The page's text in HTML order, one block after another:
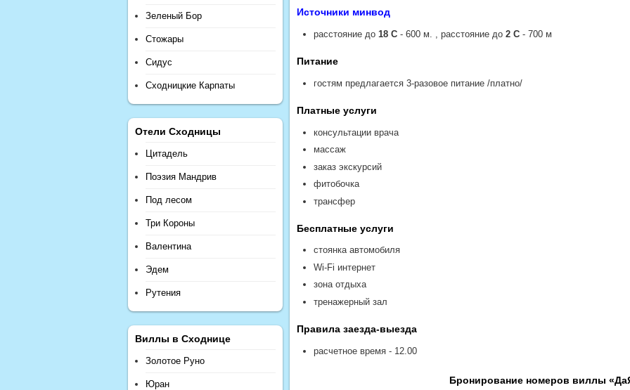
Источники минвод
расстояние до 18 С - 600 м. , расстояние до 2 С - 700 м
Питание
гостям предлагается 3-разовое питание /платно/
Платные услуги
консультации врача
массаж
заказ экскурсий
фитобочка
трансфер
Бесплатные услуги
стоянка автомобиля
Wi-Fi интернет
зона отдыха
тренажерный зал
Правила заезда-выезда
расчетное время - 12.00
Бронирование номеров виллы
Зеленый Бор
Стожары
Сидус
Сходницкие Карпаты
Отели Сходницы
Цитадель
Поэзия Мандрив
Под лесом
Три Короны
Валентина
Эдем
Рутения
Виллы в Сходнице
Золотое Руно
Юран